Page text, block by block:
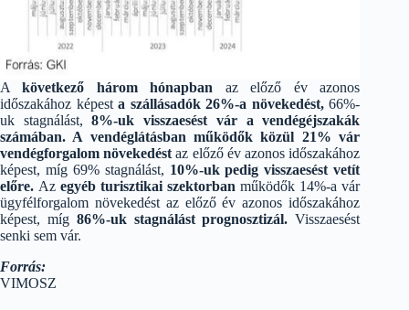
Akövetkező három hónapban az előző év azonos
időszakához képesta szállásadók 26%-a növekedést,66%-
uk stagnálást,8%-uk visszaesést vár a vendégéjszakák
számában. A vendéglátásban működők közül 21% vár
vendégforgalom növekedést az előző év azonos időszakához
képest, míg 69% stagnálást, 10%-uk pedig visszaesést vetít
előre. Az egyéb turisztikai szektorban működők 14%-a vár
ügyfélforgalom növekedést az előző év azonos időszakához
képest, míg86%-uk stagnálást prognosztizál. Visszaesést
senki sem vár.
Forrás:
VIMOSZ